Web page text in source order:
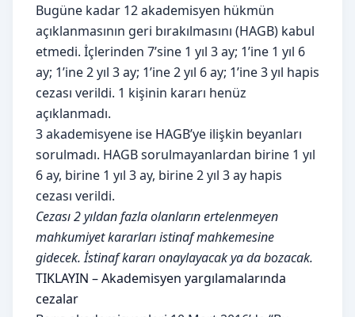
Bugüne kadar 12 akademisyen hükmün
açıklanmasının geri bırakılmasını (HAGB) kabul
etmedi. İçlerinden 7’sine 1 yıl 3 ay; 1’ine 1 yıl 6
ay; 1’ine 2 yıl 3 ay; 1’ine 2 yıl 6 ay; 1’ine 3 yıl hapis
cezası verildi. 1 kişinin kararı henüz
açıklanmadı.
3 akademisyene ise HAGB’ye ilişkin beyanları
sorulmadı. HAGB sorulmayanlardan birine 1 yıl
6 ay, birine 1 yıl 3 ay, birine 2 yıl 3 ay hapis
cezası verildi.
Cezası 2 yıldan fazla olanların ertelenmeyen
mahkumiyet kararları istinaf mahkemesine
gidecek. İstinaf kararı onaylayacak ya da bozacak.
TIKLAYIN – Akademisyen yargılamalarında
cezalar